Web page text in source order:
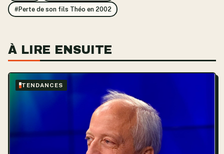
#Perte de son fils Théo en 2002
À LIRE ENSUITE
TENDANCES